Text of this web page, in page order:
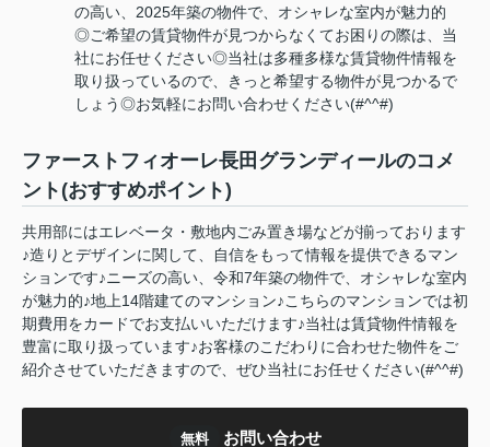
の高い、2025年築の物件で、オシャレな室内が魅力的
◎ご希望の賃貸物件が見つからなくてお困りの際は、当
社にお任せください◎当社は多種多様な賃貸物件情報を
取り扱っているので、きっと希望する物件が見つかるで
しょう◎お気軽にお問い合わせください(#^^#)
ファーストフィオーレ長田グランディールのコメ
ント(おすすめポイント)
共用部にはエレベータ・敷地内ごみ置き場などが揃っております
♪造りとデザインに関して、自信をもって情報を提供できるマン
ションです♪ニーズの高い、令和7年築の物件で、オシャレな室内
が魅力的♪地上14階建てのマンション♪こちらのマンションでは初
期費用をカードでお支払いいただけます♪当社は賃貸物件情報を
豊富に取り扱っています♪お客様のこだわりに合わせた物件をご
紹介させていただきますので、ぜひ当社にお任せください(#^^#)
無料 お問い合わせ